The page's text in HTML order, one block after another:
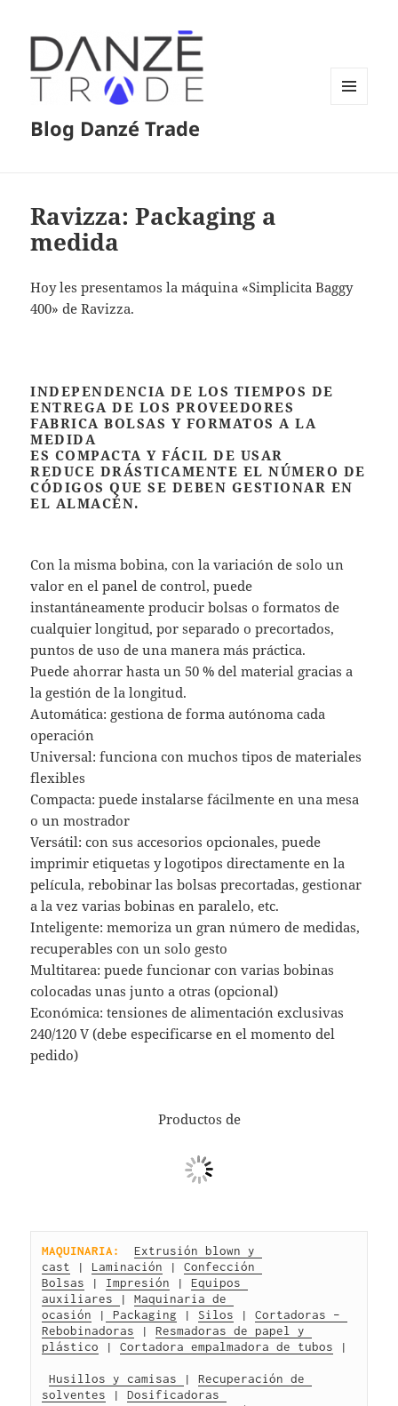
Blog Danzé Trade
Ravizza: Packaging a
medida
Hoy les presentamos la máquina «Simplicita Baggy
400» de Ravizza.
INDEPENDENCIA DE LOS TIEMPOS DE
ENTREGA DE LOS PROVEEDORES
FABRICA BOLSAS Y FORMATOS A LA
MEDIDA
ES COMPACTA Y FÁCIL DE USAR
REDUCE DRÁSTICAMENTE EL NÚMERO DE
CÓDIGOS QUE SE DEBEN GESTIONAR EN
EL ALMACÉN.
Con la misma bobina, con la variación de solo un
valor en el panel de control, puede
instantáneamente producir bolsas o formatos de
cualquier longitud, por separado o precortados,
puntos de uso de una manera más práctica.
Puede ahorrar hasta un 50 % del material gracias a
la gestión de la longitud.
Automática: gestiona de forma autónoma cada
operación
Universal: funciona con muchos tipos de materiales
flexibles
Compacta: puede instalarse fácilmente en una mesa
o un mostrador
Versátil: con sus accesorios opcionales, puede
imprimir etiquetas y logotipos directamente en la
película, rebobinar las bolsas precortadas, gestionar
a la vez varias bobinas en paralelo, etc.
Inteligente: memoriza un gran número de medidas,
recuperables con un solo gesto
Multitarea: puede funcionar con varias bobinas
colocadas unas junto a otras (opcional)
Económica: tensiones de alimentación exclusivas
240/120 V (debe especificarse en el momento del
pedido)
Productos de
MAQUINARIA:
Extrusión blown y
cast | Laminación | Confección
Bolsas | Impresión | Equipos
auxiliares
| Maquinaria de
ocasión | Packaging | Silos | Cortadoras –
Rebobinadoras | Resmadoras de papel y
plástico | Cortadora empalmadora de tubos |
Husillos y camisas | Recuperación de
solventes | Dosificadoras